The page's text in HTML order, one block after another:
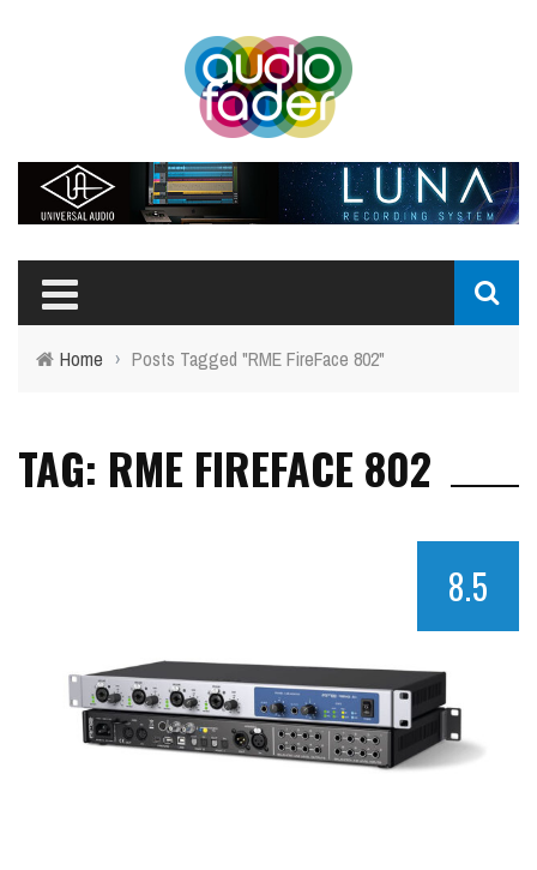
Home › Posts Tagged "RME FireFace 802"
TAG: RME FIREFACE 802
8.5